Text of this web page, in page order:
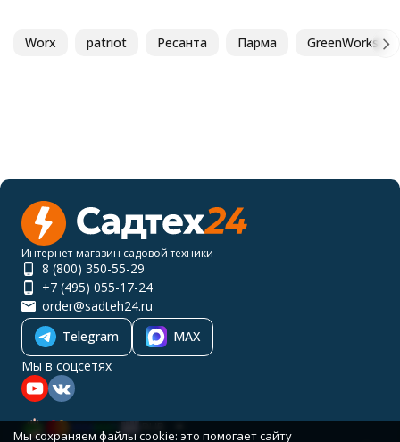
Worx patriot Ресанта Парма GreenWorks
Интернет-магазин садовой техники
8 (800) 350-55-29
+7 (495) 055-17-24
order@sadteh24.ru
Telegram
MAX
Мы в соцсетях
Мы сохраняем файлы cookie: это помогает сайту